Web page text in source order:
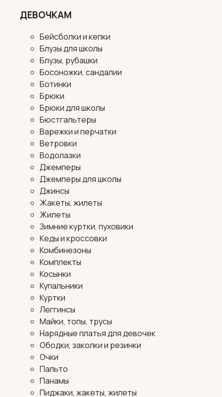
ДЕВОЧКАМ
Бейсболки и кепки
Блузы для школы
Блузы, рубашки
Босоножки, сандалии
Ботинки
Брюки
Брюки для школы
Бюстгальтеры
Варежки и перчатки
Ветровки
Водолазки
Джемперы
Джемперы для школы
Джинсы
Жакеты, жилеты
Жилеты
Зимние куртки, пуховики
Кеды и кроссовки
Комбинезоны
Комплекты
Косынки
Купальники
Куртки
Леггинсы
Майки, топы, трусы
Нарядные платья для девочек
Ободки, заколки и резинки
Очки
Пальто
Панамы
Пиджаки, жакеты, жилеты